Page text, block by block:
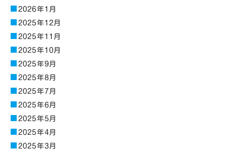
2026年1月
2025年12月
2025年11月
2025年10月
2025年9月
2025年8月
2025年7月
2025年6月
2025年5月
2025年4月
2025年3月